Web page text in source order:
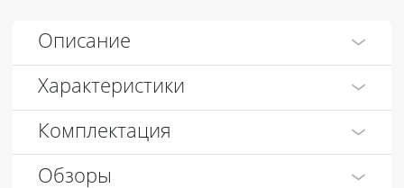
Описание
Характеристики
Комплектация
Обзоры